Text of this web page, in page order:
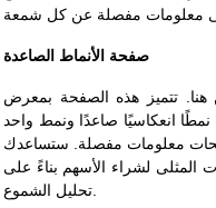
صفحة الأنماط الصاعدة
هنا. تتميز هذه الصفحة بمعرض
قابل للتمرير يحتوي على صور مصغرة لـ ٣٣ نمطًا انعكاسيًا صاعدًا ونمط واحد
معلومات مفصلة. ستساعدك
المثلى لشراء الأسهم بناءً على